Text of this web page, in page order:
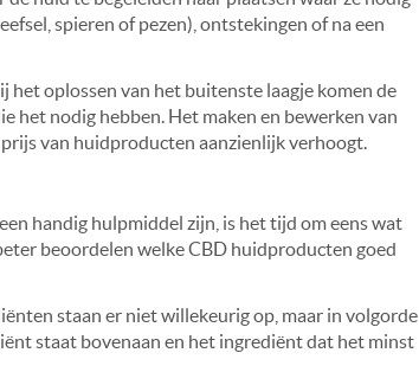
spieren of pezen), ontstekingen of na een
het oplossen van het buitenste laagje komen de
het nodig hebben. Het maken en bewerken van
van huidproducten aanzienlijk verhoogt.
handig hulpmiddel zijn, is het tijd om eens wat
beoordelen welke CBD huidproducten goed
staan er niet willekeurig op, maar in volgorde
staat bovenaan en het ingrediënt dat het minst